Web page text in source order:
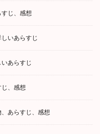
じ、感想
いあらすじ
あらすじ
、感想
あらすじ、感想